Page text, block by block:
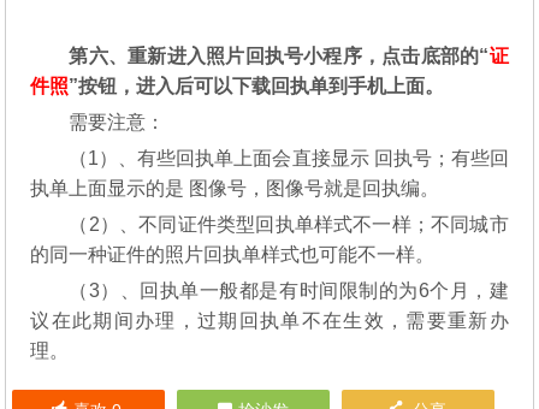
第六、重新进入照片回执号小程序，点击底部的“证
件照”按钮，进入后可以下载回执单到手机上面。
需要注意：
（1）、有些回执单上面会直接显示 回执号；有些回
执单上面显示的是 图像号，图像号就是回执编。
（2）、不同证件类型回执单样式不一样；不同城市
的同一种证件的照片回执单样式也可能不一样。
（3）、回执单一般都是有时间限制的为6个月，建
议在此期间办理，过期回执单不在生效，需要重新办
理。